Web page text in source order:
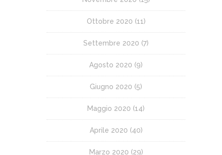
Ottobre 2020 (11)
Settembre 2020 (7)
Agosto 2020 (9)
Giugno 2020 (5)
Maggio 2020 (14)
Aprile 2020 (40)
Marzo 2020 (29)